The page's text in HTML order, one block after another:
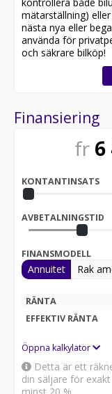
mätarställning)
nästa nya eller
använda för
och säkrare bilköp!
Finansiering
fr 6
KONTANTINSATS
AVBETALNINGSTID
FINANSMODELL
Annuitet Rak
RÄNTA
EFFEKTIV RÄNTA
Öppna kalkylator
Detta är ett
din säljare för
minst 20 %.